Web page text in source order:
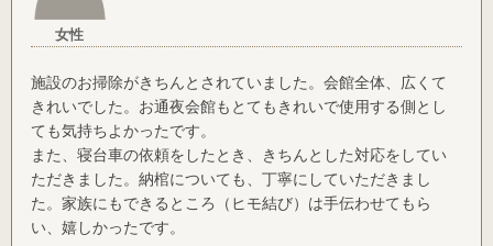
女性
施設のお掃除がきちんとされていました。会館全体、広くて
きれいでした。お通夜会館もとてもきれいで使用する側とし
ても気持ちよかったです。
また、寝台車の依頼をしたとき、きちんとした対応をしてい
ただきました。納棺についても、丁寧にしていただきまし
た。家族にもできるところ（ヒモ結び）は手伝わせてもら
い、嬉しかったです。